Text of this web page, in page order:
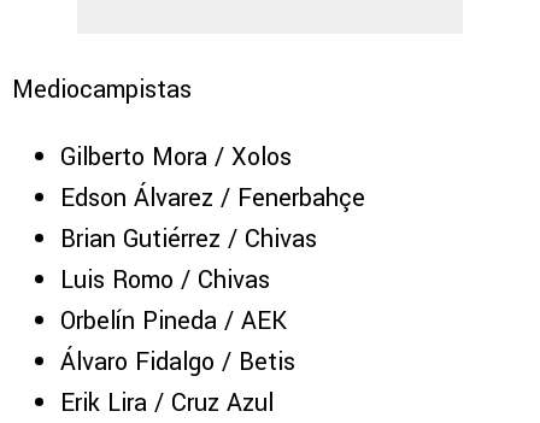
Mediocampistas
Gilberto Mora / Xolos
Edson Álvarez / Fenerbahçe
Brian Gutiérrez / Chivas
Luis Romo / Chivas
Orbelín Pineda / AEK
Álvaro Fidalgo / Betis
Erik Lira / Cruz Azul